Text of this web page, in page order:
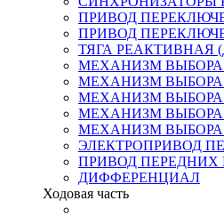
ПРИВОД
ПРИВОД
ТЯГА РЕАКТИВНАЯ
МЕХАНИЗМ ВЫБОРА
МЕХАНИЗМ ВЫБОРА
МЕХАНИЗМ ВЫБОРА
МЕХАНИЗМ ВЫБОРА
МЕХАНИЗМ ВЫБОРА
ЭЛЕКТРОПРИВОД
ПРИВОД ПЕРЕДНИХ
ДИФФЕРЕНЦИАЛ
Ходовая часть